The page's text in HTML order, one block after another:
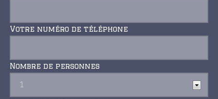
Votre numéro de téléphone
Nombre de personnes